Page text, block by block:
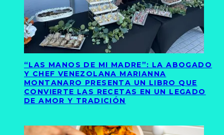
“LAS MANOS DE MI MADRE”: LA ABOGADO
Y CHEF VENEZOLANA MARIANNA
MONTANARO PRESENTA UN LIBRO QUE
CONVIERTE LAS RECETAS EN UN LEGADO
DE AMOR Y TRADICIÓN